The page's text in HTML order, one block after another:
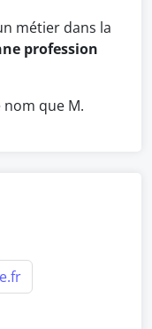
métier dans la
profession
que M.